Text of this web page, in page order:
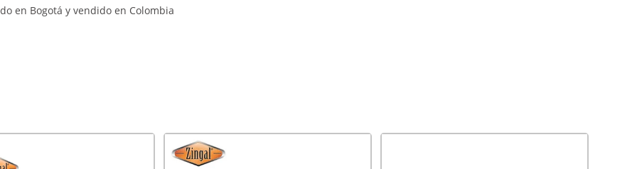
en Bogotá y vendido en Colombia